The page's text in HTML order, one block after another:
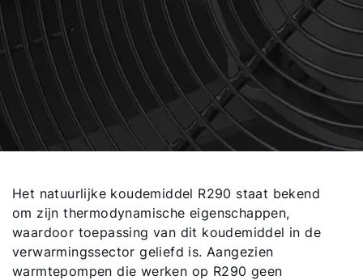
Het natuurlijke koudemiddel R290 staat bekend
om zijn thermodynamische eigenschappen,
waardoor toepassing van dit koudemiddel in de
verwarmingssector geliefd is. Aangezien
warmtepompen die werken op R290 geen